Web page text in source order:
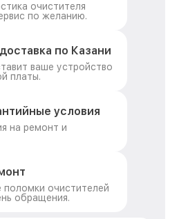
очистителя
по желанию.
по Казани
ваше устройство
платы.
условия
на ремонт и
поломки очистителей
обращения.